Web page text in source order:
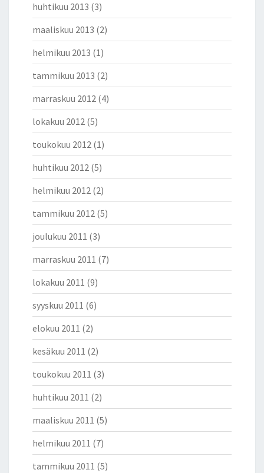
huhtikuu 2013 (3)
maaliskuu 2013 (2)
helmikuu 2013 (1)
tammikuu 2013 (2)
marraskuu 2012 (4)
lokakuu 2012 (5)
toukokuu 2012 (1)
huhtikuu 2012 (5)
helmikuu 2012 (2)
tammikuu 2012 (5)
joulukuu 2011 (3)
marraskuu 2011 (7)
lokakuu 2011 (9)
syyskuu 2011 (6)
elokuu 2011 (2)
kesäkuu 2011 (2)
toukokuu 2011 (3)
huhtikuu 2011 (2)
maaliskuu 2011 (5)
helmikuu 2011 (7)
tammikuu 2011 (5)